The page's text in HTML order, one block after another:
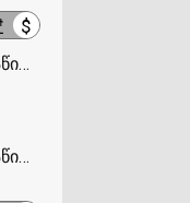
$
TOYOTA